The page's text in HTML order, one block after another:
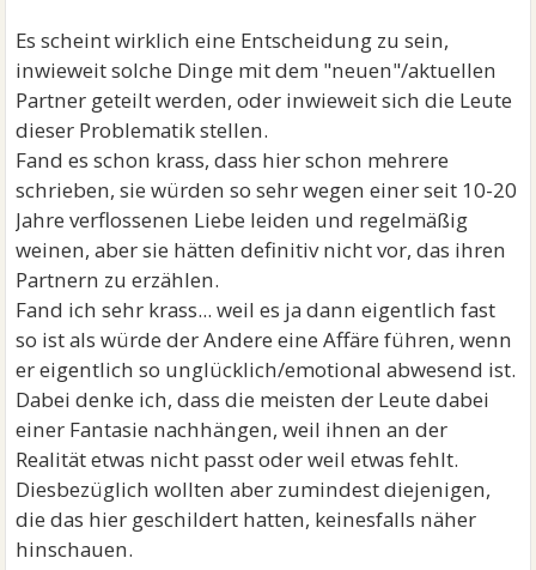
Es scheint wirklich eine Entscheidung zu sein,
inwieweit solche Dinge mit dem "neuen"/aktuellen
Partner geteilt werden, oder inwieweit sich die Leute
dieser Problematik stellen.
Fand es schon krass, dass hier schon mehrere
schrieben, sie würden so sehr wegen einer seit 10-20
Jahre verflossenen Liebe leiden und regelmäßig
weinen, aber sie hätten definitiv nicht vor, das ihren
Partnern zu erzählen.
Fand ich sehr krass... weil es ja dann eigentlich fast
so ist als würde der Andere eine Affäre führen, wenn
er eigentlich so unglücklich/emotional abwesend ist.
Dabei denke ich, dass die meisten der Leute dabei
einer Fantasie nachhängen, weil ihnen an der
Realität etwas nicht passt oder weil etwas fehlt.
Diesbezüglich wollten aber zumindest diejenigen,
die das hier geschildert hatten, keinesfalls näher
hinschauen.